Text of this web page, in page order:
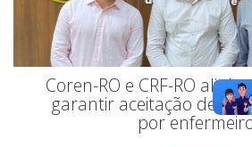
Coren-RO e CRF-RO
garantir aceitação de
por